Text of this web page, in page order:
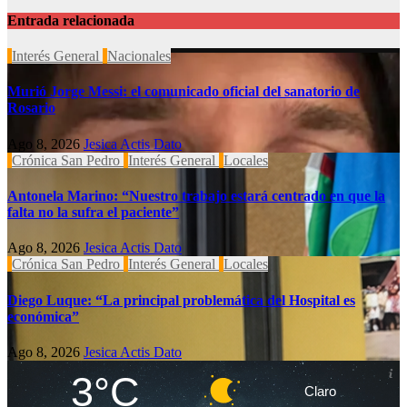
Entrada relacionada
Interés General Nacionales
Murió Jorge Messi: el comunicado oficial del sanatorio de
Rosario
Ago 8, 2026 Jesica Actis Dato
Crónica San Pedro Interés General Locales
Antonela Marino: “Nuestro trabajo estará centrado en que la
falta no la sufra el paciente”
Ago 8, 2026 Jesica Actis Dato
Crónica San Pedro Interés General Locales
Diego Luque: “La principal problemática del Hospital es
económica”
Ago 8, 2026 Jesica Actis Dato
3°C Claro